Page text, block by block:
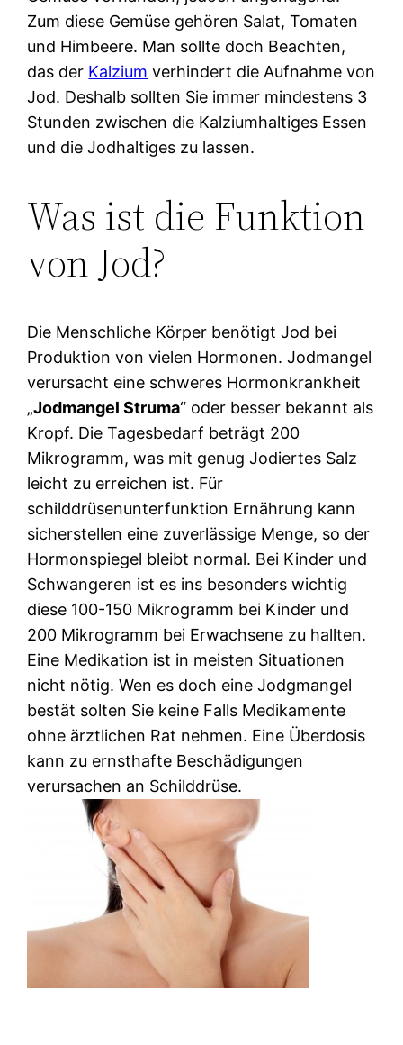
Zum diese Gemüse gehören Salat, Tomaten
und Himbeere. Man sollte doch Beachten,
das der Kalzium verhindert die Aufnahme von
Jod. Deshalb sollten Sie immer mindestens 3
Stunden zwischen die Kalziumhaltiges Essen
und die Jodhaltiges zu lassen.
Was ist die Funktion
von Jod?
Die Menschliche Körper benötigt Jod bei
Produktion von vielen Hormonen. Jodmangel
verursacht eine schweres Hormonkrankheit
„Jodmangel Struma“ oder besser bekannt als
Kropf. Die Tagesbedarf beträgt 200
Mikrogramm, was mit genug Jodiertes Salz
leicht zu erreichen ist. Für
schilddrüsenunterfunktion Ernährung kann
sicherstellen eine zuverlässige Menge, so der
Hormonspiegel bleibt normal. Bei Kinder und
Schwangeren ist es ins besonders wichtig
diese 100-150 Mikrogramm bei Kinder und
200 Mikrogramm bei Erwachsene zu hallten.
Eine Medikation ist in meisten Situationen
nicht nötig. Wen es doch eine Jodgmangel
bestät solten Sie keine Falls Medikamente
ohne ärztlichen Rat nehmen. Eine Überdosis
kann zu ernsthafte Beschädigungen
verursachen an Schilddrüse.